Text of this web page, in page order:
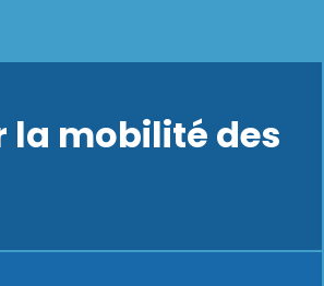
la mobilité des